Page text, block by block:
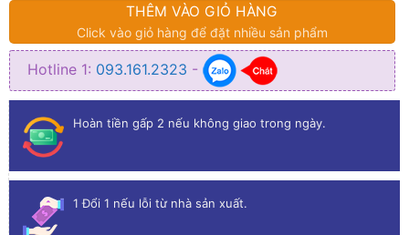
THÊM VÀO GIỎ HÀNG
Click vào giỏ hàng để đặt nhiều sản phẩm
Hotline 1: 093.161.2323 -
Hoàn tiền gấp 2 nếu không giao trong ngày.
1 Đổi 1 nếu lỗi từ nhà sản xuất.